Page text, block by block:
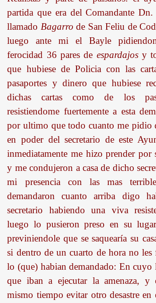
partida que era del Comandante Dn.
llamado Bagarrode San Feliu de
luego ante mi el Bayle
ferocidad 36 pares de espardajosy
que hubiese de Policia con las
pasaportes y dinero que hubiese
dichas cartas como de los
resistiendome fuertemente a esta
por ultimo que todo cuanto me pidio
en poder del secretario de este
inmediatamente me hizo prender por
y me condujeron a casa de dicho
mi presencia con las mas
demandaron cuanto arriba digo
secretario habiendo una viva
luego lo pusieron preso en su
previniendole que se saquearía su
si dentro de un cuarto de hora no les
lo (que) habian demandado: En
que iban a ejecutar la amenaza, y
mismo tiempo evitar otro desastre en